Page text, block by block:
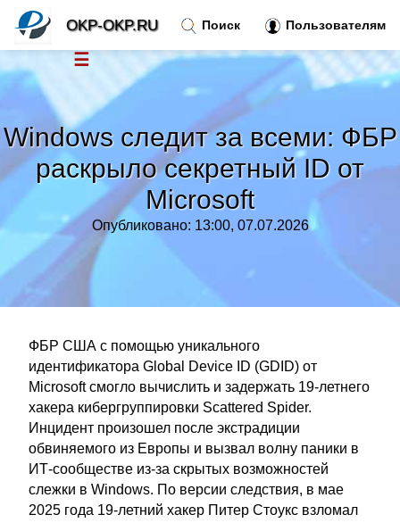
Windows следит за всеми: ФБР
раскрыло секретный ID от
Microsoft
Опубликовано: 13:00, 07.07.2026
ФБР США с помощью уникального
идентификатора Global Device ID (GDID) от
Microsoft смогло вычислить и задержать 19-летнего
хакера кибергруппировки Scattered Spider.
Инцидент произошел после экстрадиции
обвиняемого из Европы и вызвал волну паники в
ИТ-сообществе из-за скрытых возможностей
слежки в Windows. По версии следствия, в мае
2025 года 19-летний хакер Питер Стоукс взломал
Поиск Пользователям
OKP-OKP.RU
☰
Новости
Тренды новостей »
»
Правила »
Контакт»